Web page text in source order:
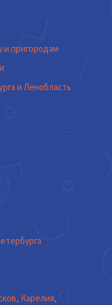
и пригородам
и Ленобласть
Карелия,